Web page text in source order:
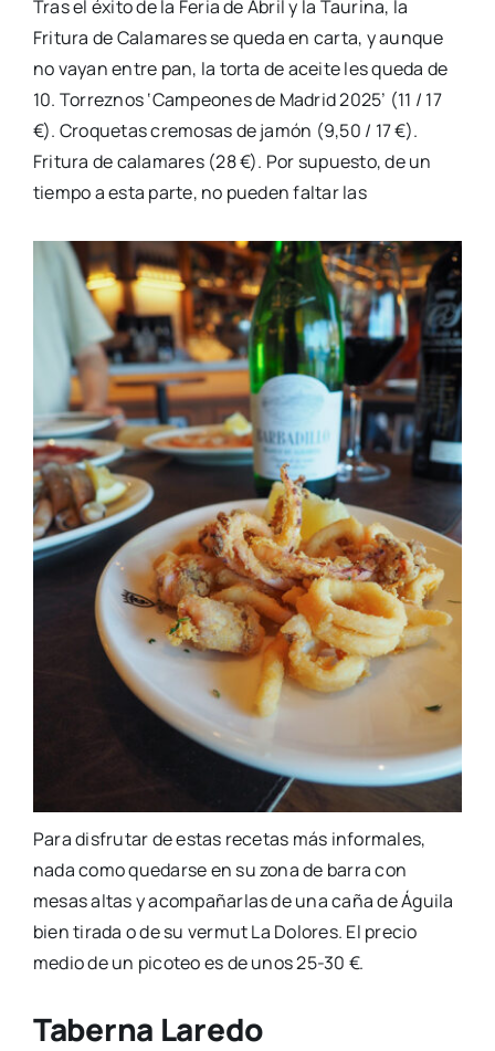
Tras el éxito de la Feria de Abril y la Taurina, la
Fritura de Calamares se queda en carta, y aunque
no vayan entre pan, la torta de aceite les queda de
10. Torreznos ‘Campeones de Madrid 2025’ (11 / 17
€). Croquetas cremosas de jamón (9,50 / 17 €).
Fritura de calamares (28 €). Por supuesto, de un
tiempo a esta parte, no pueden faltar las
Para disfrutar de estas recetas más informales,
nada como quedarse en su zona de barra con
mesas altas y acompañarlas de una caña de Águila
bien tirada o de su vermut La Dolores. El precio
medio de un picoteo es de unos 25-30 €.
Taberna Laredo